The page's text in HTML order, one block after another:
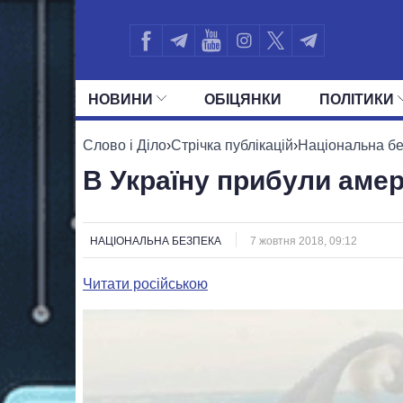
НОВИНИ ОБIЦЯНКИ ПОЛIТИКИ
УСІ ПОЛІТИКИ ПРЕЗИДЕНТ І
Слово і Діло›Стрічка публікацій›Національна
В Україну прибули
НАЦІОНАЛЬНА БЕЗПЕКА 7 жовтня 2018, 09:12
Читати російською